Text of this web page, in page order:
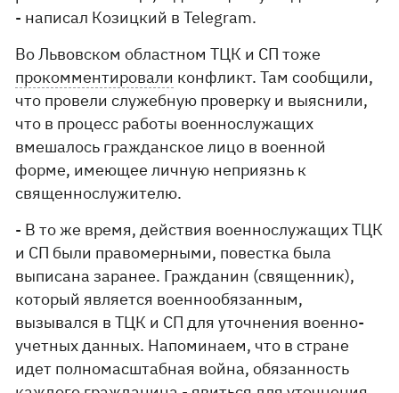
- написал Козицкий в Telegram.
Во Львовском областном ТЦК и СП тоже
прокомментировали конфликт. Там сообщили,
что провели служебную проверку и выяснили,
что в процесс работы военнослужащих
вмешалось гражданское лицо в военной
форме, имеющее личную неприязнь к
священнослужителю.
- В то же время, действия военнослужащих ТЦК
и СП были правомерными, повестка была
выписана заранее. Гражданин (священник),
который является военнообязанным,
вызывался в ТЦК и СП для уточнения военно-
учетных данных. Напоминаем, что в стране
идет полномасштабная война, обязанность